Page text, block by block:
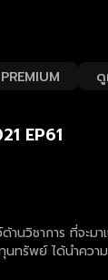
2.19%
EP61
านวิชาการ ที่จะม
นทรัพย์ ได้นำคว